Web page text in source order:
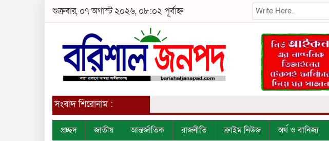
শুক্রবার, ০৭ অগাস্ট ২০২৬, ০৮:০২ পূর্বাহ্ন
সংবাদ শিরোনাম :
প্রচ্ছদ জাতীয় আন্তর্জাতিক রাজনীতি ক্রাইম নিউজ অর্থ ও বানিজ্য